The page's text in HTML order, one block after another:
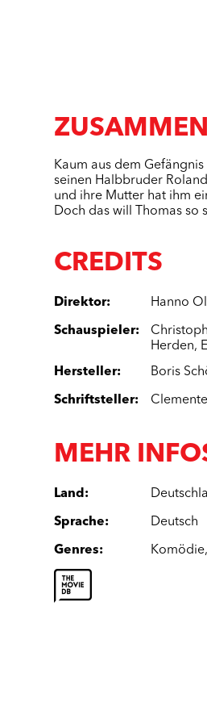
Kaum aus dem
seinen Halbbruder
und ihre Mutter hat ihm
Doch das will Thomas so
CREDITS
Direktor: Hanno
Schauspieler:
Herden,
Hersteller: Boris
Schriftsteller:
MEHR
Land :
Sprache: Deutsch
Genres: Komödie,